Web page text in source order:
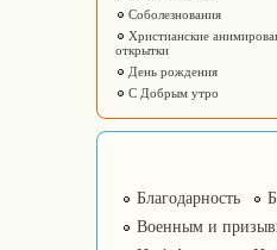
Соболезнования
Христианские
открытки
День рождения
С Добрым утро
Благодарность
Военным и